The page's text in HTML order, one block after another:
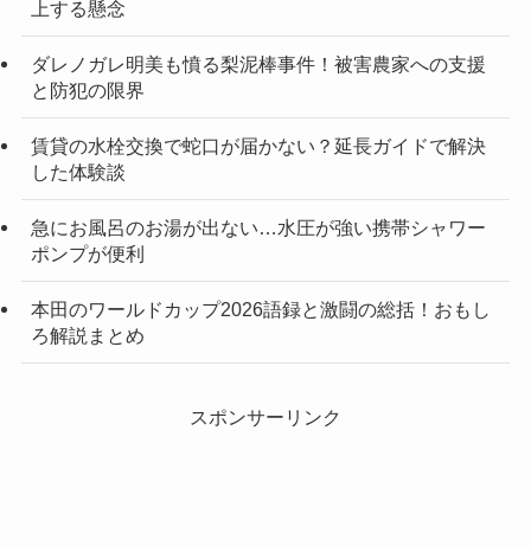
上する懸念
ダレノガレ明美も憤る梨泥棒事件！被害農家への支援
と防犯の限界
賃貸の水栓交換で蛇口が届かない？延長ガイドで解決
した体験談
急にお風呂のお湯が出ない…水圧が強い携帯シャワー
ポンプが便利
本田のワールドカップ2026語録と激闘の総括！おもし
ろ解説まとめ
スポンサーリンク